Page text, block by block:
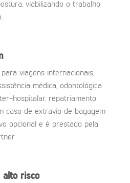
viabilizando o trabalho
viagens internacionais,
médica, odontológica
hospitalar, repatriamento
caso de extravio de bagagem
opcional e é prestado pela
alto risco